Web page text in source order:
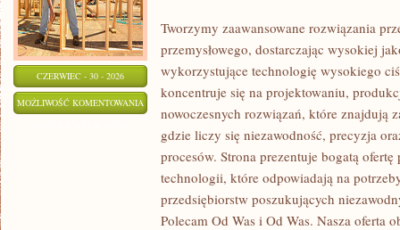
CZERWIEC - 30 - 2026
MOŻLIWOŚĆ KOMENTOWANIA
ZRÓWNOWAŻONY
Tworzymy zaawansowane rozwiązania
przemysłowego, dostarczając wysokiej
wykorzystujące technologię wysokiego
koncentruje się na projektowaniu,
nowoczesnych rozwiązań, które znajdują
gdzie liczy się niezawodność, precyzja
procesów. Strona prezentuje bogatą ofertę
technologii, które odpowiadają na
przedsiębiorstw poszukujących
Polecam Od Was i Od Was. Nasza oferta